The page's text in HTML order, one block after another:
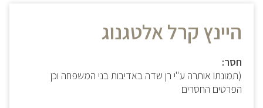
היינץ קרל אלטגנוג
חסר:
(תמונתו אותרה ע"י רן שדה באדיבות בני המשפחה וכן
הפרטים החסרים